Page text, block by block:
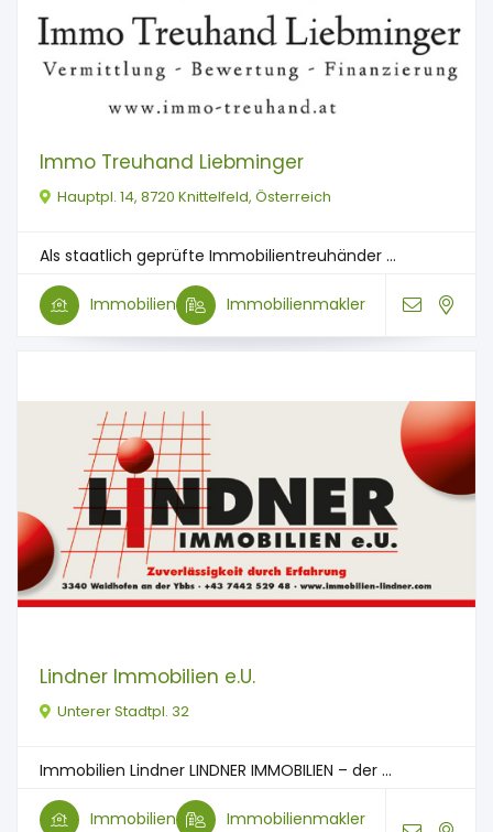
Immo Treuhand Liebminger
Hauptpl. 14, 8720 Knittelfeld, Österreich
Als staatlich geprüfte Immobilientreuhänder ...
Immobilien Immobilienmakler
Lindner Immobilien e.U.
Unterer Stadtpl. 32
Immobilien Lindner LINDNER IMMOBILIEN – der ...
Immobilien
Immobilienmakler